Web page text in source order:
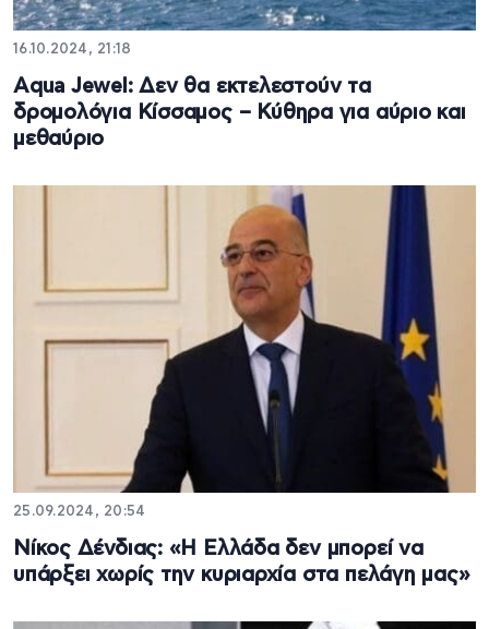
16.10.2024, 21:18
Aqua Jewel: Δεν θα εκτελεστούν τα
δρομολόγια Κίσσαμος – Κύθηρα για αύριο και
μεθαύριο
25.09.2024, 20:54
Νίκος Δένδιας: «Η Ελλάδα δεν μπορεί να
υπάρξει χωρίς την κυριαρχία στα πελάγη μας»